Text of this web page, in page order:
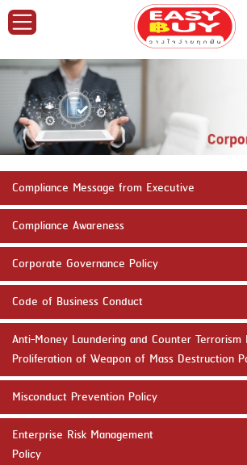
Home
About
EASY
Corporate
Governance
Investor
Relations
Compliance Message from Executive
Compliance Awareness
Corporate Governance Policy
Code of Business Conduct
Anti-Money Laundering and Counter Terrorism
Proliferation of Weapon of Mass Destruction
Misconduct Prevention Policy
Enterprise Risk Management
Policy